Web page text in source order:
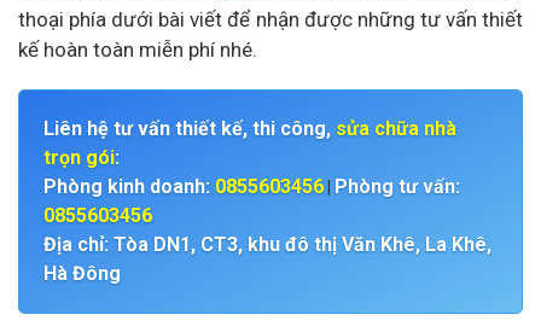
thoại phía dưới bài viết để nhận được những tư vấn thiết
kế hoàn toàn miễn phí nhé.
Liên hệ tư vấn thiết kế, thi công, sửa chữa nhà
trọn gói:
Phòng kinh doanh: 0855603456 Phòng tư vấn:
0855603456
Địa chỉ: Tòa DN1, CT3, khu đô thị Văn Khê, La Khê,
Hà Đông